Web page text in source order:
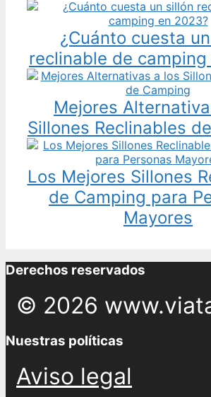
¿Cuánto cuesta
reclinable de
Mejores
Sillones Reclinables
Los Mejores Sillones
de Camping para
Mayores
Derechos reservados
© 2026
Nuestras políticas
Aviso legal